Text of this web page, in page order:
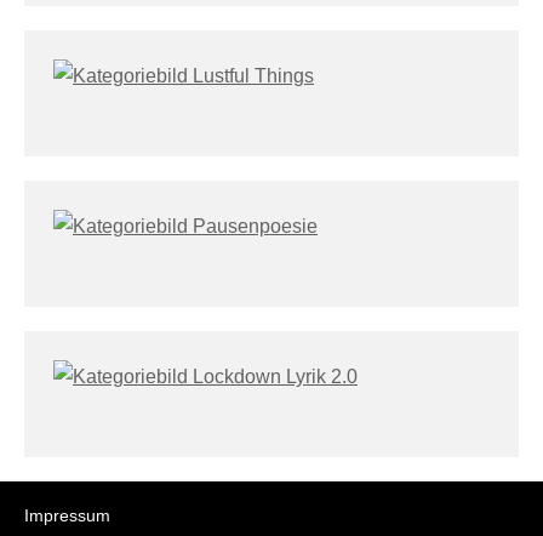
Impressum